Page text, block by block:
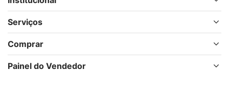
Serviços
Comprar
Painel do Vendedor